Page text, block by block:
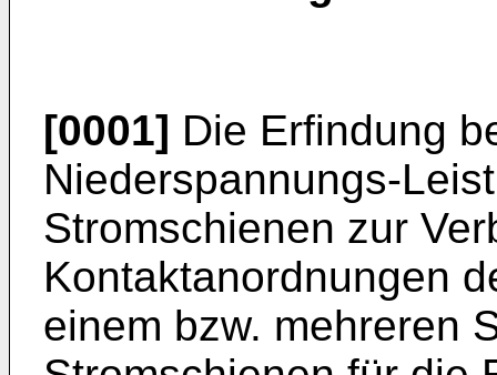
[0001] Die Erfindung
Niederspannungs-
Stromschienen zur
Kontaktanordnungen
einem bzw. mehreren